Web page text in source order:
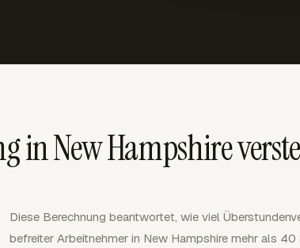
in New Hampshire
Diese Berechnung beantwortet, wie viel
befreiter Arbeitnehmer in New Hampshire mehr als